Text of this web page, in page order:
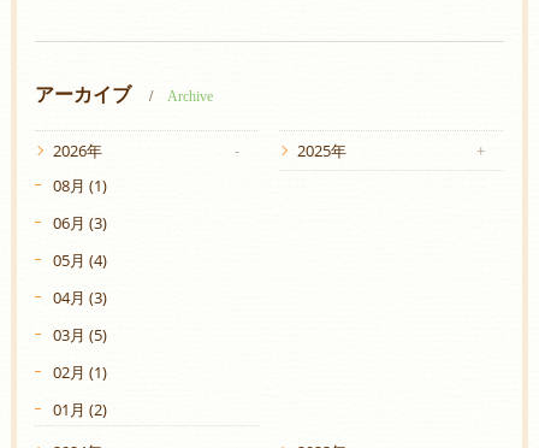
アーカイブ Archive
2026年
08月 (1)
06月 (3)
05月 (4)
04月 (3)
03月 (5)
02月 (1)
01月 (2)
2025年